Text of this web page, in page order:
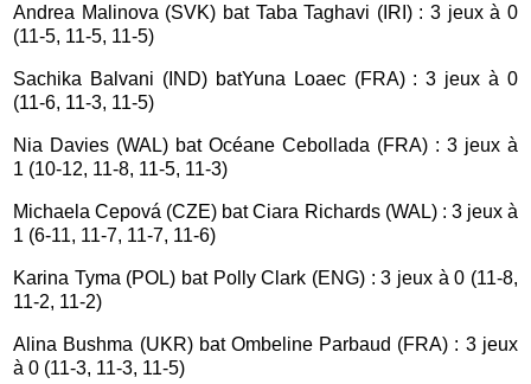
Andrea Malinova (SVK) bat Taba Taghavi (IRI) : 3 jeux à 0
(11-5, 11-5, 11-5)
Sachika Balvani (IND) batYuna Loaec (FRA) : 3 jeux à 0
(11-6, 11-3, 11-5)
Nia Davies (WAL) bat Océane Cebollada (FRA) : 3 jeux à
1 (10-12, 11-8, 11-5, 11-3)
Michaela Cepová (CZE) bat Ciara Richards (WAL) : 3 jeux à
1 (6-11, 11-7, 11-7, 11-6)
Karina Tyma (POL) bat Polly Clark (ENG) : 3 jeux à 0 (11-8,
11-2, 11-2)
Alina Bushma (UKR) bat Ombeline Parbaud (FRA) : 3 jeux
à 0 (11-3, 11-3, 11-5)